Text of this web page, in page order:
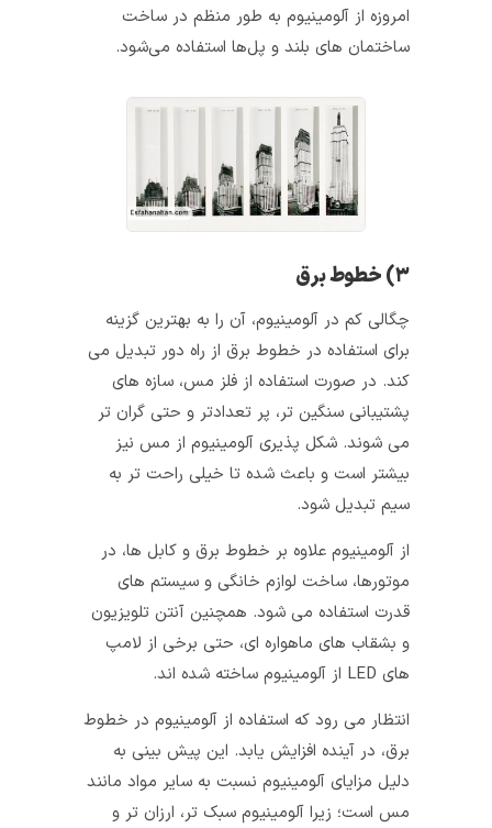
امروزه از آلومینیوم به طور منظم در ساخت
ساختمان‌ های بلند و پل‌ها استفاده می‌شود.
چگالی کم در آلومینیوم، آن را به بهترین گزینه
برای استفاده در خطوط برق از راه دور تبدیل می‌
کند. در صورت استفاده از فلز مس، سازه‌ های
پشتیبانی سنگین‌ تر، پر تعدادتر و حتی گران‎‌ تر
می‌ شوند. شکل پذیری آلومینیوم از مس نیز
بیشتر است و باعث شده تا خیلی راحت‌ تر به
سیم تبدیل شود.
از آلومینیوم علاوه بر خطوط برق و کابل‌ ها، در
موتورها، ساخت لوازم خانگی و سیستم‌ های
قدرت استفاده می‌ شود. همچنین آنتن تلویزیون
و بشقاب‌ های ماهواره‌ ای، حتی برخی از لامپ‌
انتظار می رود که استفاده از آلومینیوم در خطوط
برق، در آینده افزایش یابد. این پیش بینی به
دلیل مزایای آلومینیوم نسبت به سایر مواد مانند
مس است؛ زیرا آلومینیوم سبک تر، ارزان تر و